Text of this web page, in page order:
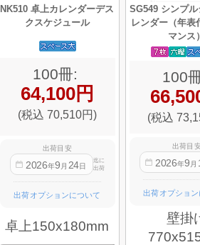
NK510 卓上カレンダーデス
クスケジュール
100冊:
64,100円
(税込 70,510円)
出荷目安
2026年9 月 24日
迄に
出荷
出荷オプションについて
卓上150x180mm
SG549 シンプ
レンダー（年表
マンス
100
(税込
出荷目
2026年9 月
出荷オプショ
壁掛